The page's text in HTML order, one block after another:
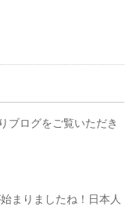
ブログをご覧いただき
まりましたね！日本人